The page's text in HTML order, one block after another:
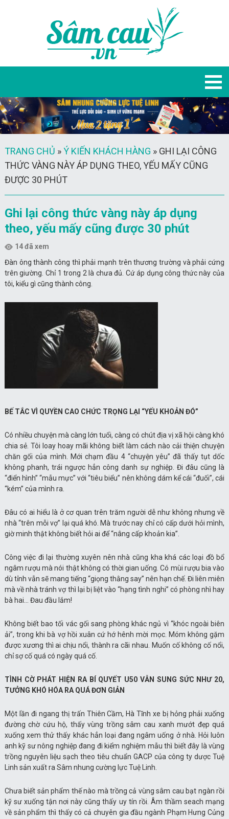
TRANG CHỦ »Ý KIẾN KHÁCH HÀNG » GHI LẠI CÔNG
THỨC VÀNG NÀY ÁP DỤNG THEO, YẾU MẤY CŨNG
ĐƯỢC 30 PHÚT
Ghi lại công thức vàng này áp dụng
theo, yếu mấy cũng được 30 phút
14 đã xem
Đàn ông thành công thì phải mạnh trên thương trường và phải cứng
trên giường. Chỉ 1 trong 2 là chưa đủ. Cứ áp dụng công thức này của
tôi, kiểu gì cũng thành công.
BẾ TẮC VÌ QUYỀN CAO CHỨC TRỌNG LẠI “YẾU KHOẢN ĐÓ”
Có nhiều chuyện mà càng lớn tuổi, càng có chút địa vị xã hội càng khó
chia sẻ. Tôi loay hoay mãi không biết làm cách nào cải thiện chuyện
chăn gối của mình. Mới chạm đầu 4 “chuyện yêu” đã thấy tụt dốc
không phanh, trái ngược hẳn công danh sự nghiệp. Đi đâu cũng là
“điển hình” “mẫu mực” với “tiêu biểu” nên không dám kể cái “đuối”, cái
“kém” của mình ra.
Đâu có ai hiểu là ở cơ quan trên trăm người dễ như không nhưng về
nhà “trên mỗi vợ” lại quá khó. Mà trước nay chỉ có cấp dưới hỏi mình,
giờ minh thật không biết hỏi ai để “nâng cấp khoản kia”.
Công việc đi lại thường xuyên nên nhà cũng kha khá các loại đồ bổ
ngâm rượu mà nói thật không có thời gian uống. Có mùi rượu bia vào
dù tỉnh vẫn sẽ mang tiếng “giọng thằng say” nên hạn chế. Đi liên miên
mà về nhà tránh vợ thì lại bị liệt vào “hạng tình nghi” có phòng nhì hay
bà hai… Đau đầu lắm!
Không biết bao tối vác gối sang phòng khác ngủ vì “khóc ngoài biên
ải”, trong khi bà vợ hồi xuân cứ hớ hênh mời mọc. Móm không gặm
được xương thì ai chịu nổi, thành ra cãi nhau. Muốn cố không cố nổi,
chỉ sợ cố quá có ngày quá cố.
TÌNH CỜ PHÁT HIỆN RA BÍ QUYẾT U50 VẪN SUNG SỨC NHƯ 20,
TƯỞNG KHÓ HÓA RA QUÁ ĐƠN GIẢN
Một lần đi ngang thị trấn Thiên Cầm, Hà Tĩnh xe bị hỏng phải xuống
đường chờ cứu hộ, thấy vùng trồng sâm cau xanh mướt đẹp quá
xuống xem thử thấy khác hẳn loại đang ngâm uống ở nhà. Hỏi luôn
anh kỹ sư nông nghiệp đang đi kiểm nghiệm mẫu thì biết đây là vùng
trồng nguyên liệu sạch theo tiêu chuẩn GACP của công ty dược Tuệ
Linh sản xuất ra Sâm nhung cường lực Tuệ Linh.
Chưa biết sản phẩm thế nào mà trồng cả vùng sâm cau bạt ngàn rồi
kỹ sư xuống tận nơi này cũng thấy uy tín rồi. Âm thầm seach mạng
về sản phẩm thì thấy có cả chuyên gia đầu ngành Phạm Hưng Củng